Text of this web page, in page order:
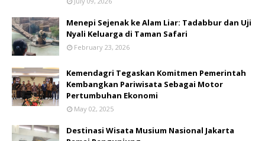
Menepi Sejenak ke Alam Liar: Tadabbur dan Uji
Nyali Keluarga di Taman Safari
February 23, 2026
Kemendagri Tegaskan Komitmen Pemerintah
Kembangkan Pariwisata Sebagai Motor
Pertumbuhan Ekonomi
May 02, 2025
Destinasi Wisata Musium Nasional Jakarta